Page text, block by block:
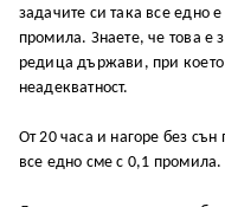
задачите си така все едно
промила. Знаете, че това е
редица държави, при
неадекватност.
От 20 часа и нагоре без сън
все едно сме с 0,1 промила.